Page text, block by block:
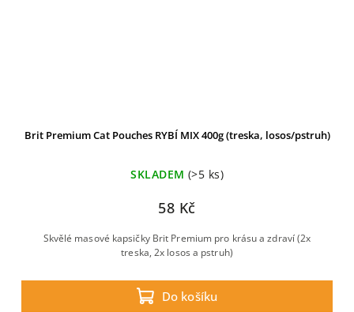
Brit Premium Cat Pouches RYBÍ MIX 400g (treska, losos/pstruh)
SKLADEM (>5 ks)
58 Kč
Do košíku
Skvělé masové kapsičky Brit Premium pro krásu a zdraví (2x
treska, 2x losos a pstruh)